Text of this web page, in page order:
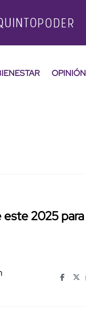
OPINIÓN
este 2025 para